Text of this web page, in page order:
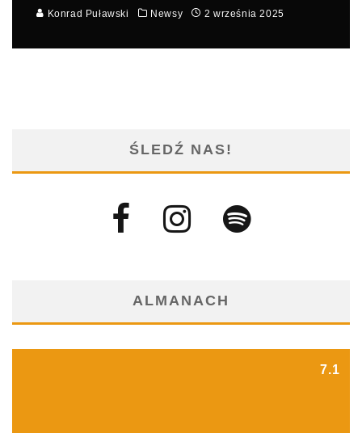
Konrad Puławski Newsy 2 września 2025
ŚLEDŹ NAS!
ALMANACH
7.1